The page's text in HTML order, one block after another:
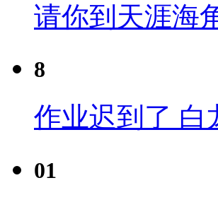
请你到天涯海
8
作业迟到了 白
01